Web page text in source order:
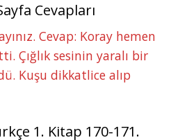
Cevapları
Cevap: Koray hemen
Çığlık sesinin yaralı bir
Kuşu dikkatlice alıp
1. Kitap 170-171.